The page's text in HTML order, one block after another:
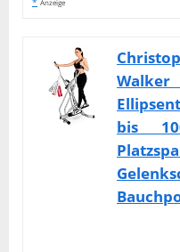
Anzeige
bis